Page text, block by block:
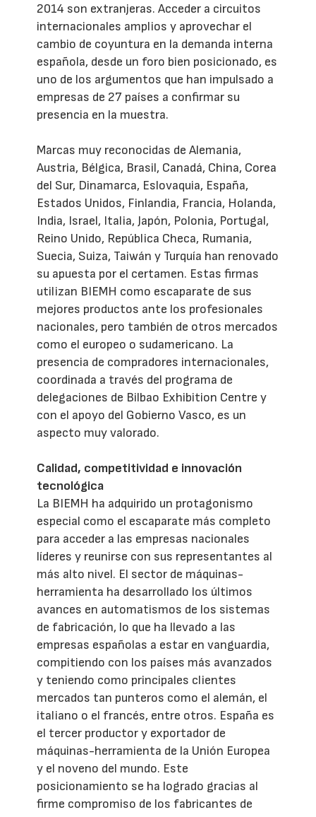
2014 son extranjeras. Acceder a circuitos
internacionales amplios y aprovechar el
cambio de coyuntura en la demanda interna
española, desde un foro bien posicionado, es
uno de los argumentos que han impulsado a
empresas de 27 países a confirmar su
presencia en la muestra.
Marcas muy reconocidas de Alemania,
Austria, Bélgica, Brasil, Canadá, China, Corea
del Sur, Dinamarca, Eslovaquia, España,
Estados Unidos, Finlandia, Francia, Holanda,
India, Israel, Italia, Japón, Polonia, Portugal,
Reino Unido, República Checa, Rumania,
Suecia, Suiza, Taiwán y Turquía han renovado
su apuesta por el certamen. Estas firmas
utilizan BIEMH como escaparate de sus
mejores productos ante los profesionales
nacionales, pero también de otros mercados
como el europeo o sudamericano. La
presencia de compradores internacionales,
coordinada a través del programa de
delegaciones de Bilbao Exhibition Centre y
con el apoyo del Gobierno Vasco, es un
aspecto muy valorado.
Calidad, competitividad e innovación
tecnológica
La BIEMH ha adquirido un protagonismo
especial como el escaparate más completo
para acceder a las empresas nacionales
líderes y reunirse con sus representantes al
más alto nivel. El sector de máquinas-
herramienta ha desarrollado los últimos
avances en automatismos de los sistemas
de fabricación, lo que ha llevado a las
empresas españolas a estar en vanguardia,
compitiendo con los países más avanzados
y teniendo como principales clientes
mercados tan punteros como el alemán, el
italiano o el francés, entre otros. España es
el tercer productor y exportador de
máquinas-herramienta de la Unión Europea
y el noveno del mundo. Este
posicionamiento se ha logrado gracias al
firme compromiso de los fabricantes de